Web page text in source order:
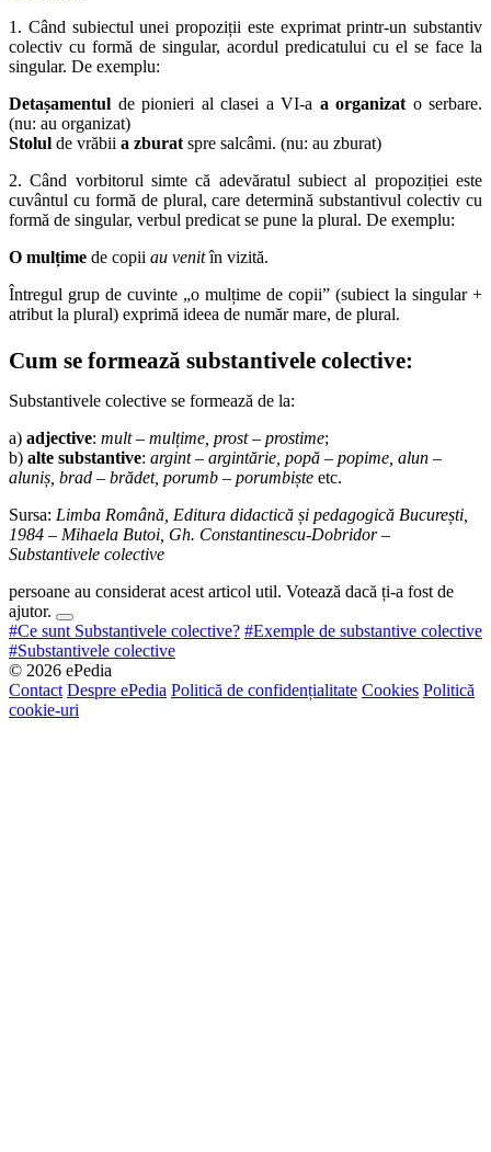
1. Când subiectul unei propoziții este exprimat printr-un substantiv
colectiv cu formă de singular, acordul predicatului cu el se face la
singular. De exemplu:
Detașamentul de pionieri al clasei a VI-a a organizat o serbare.
(nu: au organizat)
Stolul de vrăbii a zburat spre salcâmi. (nu: au zburat)
2. Când vorbitorul simte că adevăratul subiect al propoziției este
cuvântul cu formă de plural, care determină substantivul colectiv cu
formă de singular, verbul predicat se pune la plural. De exemplu:
O mulțime de copii au venitîn vizită.
Întregul grup de cuvinte „o mulțime de copii” (subiect la singular +
atribut la plural) exprimă ideea de număr mare, de plural.
Cum se formează substantivele colective:
Substantivele colective se formează de la:
a) adjective: mult – mulțime, prost – prostime;
b) alte substantive: argint – argintărie, popă – popime, alun –
aluniș, brad – brădet, porumb – porumbiște etc.
Sursa: Limba Română, Editura didactică și pedagogică București,
1984 – Mihaela Butoi, Gh. Constantinescu-Dobridor –
Substantivele colective
persoane au considerat acest articol util. Votează dacă ți-a fost de
ajutor.
#Ce sunt Substantivele colective? #Exemple de substantive colective
#Substantivele colective
© 2026 ePedia
Contact Despre ePedia Politică de confidențialitate Cookies Politică
cookie-uri